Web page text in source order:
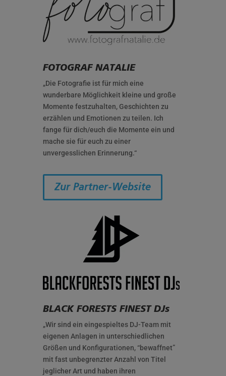
FOTOGRAF NATALIE
„Die Fotografie ist für mich eine
wunderbare Möglichkeit kleine und große
Momente festzuhalten, Geschichten zu
erzählen und Emotionen zu teilen. Ich
fange für dich/euch die Momente ein und
mache sie für euch zu einer
unvergesslichen Erinnerung.“
Zur Partner-Website
BLACK FORESTS FINEST DJs
„Wir sind ein eingespieltes DJ-Team mit
eigenen Anlagen in unterschiedlichen
Größen und Konfigurationen, “bewaffnet”
mit fast unbegrenzter Anzahl von Titel
jeglicher Art und haben ihren